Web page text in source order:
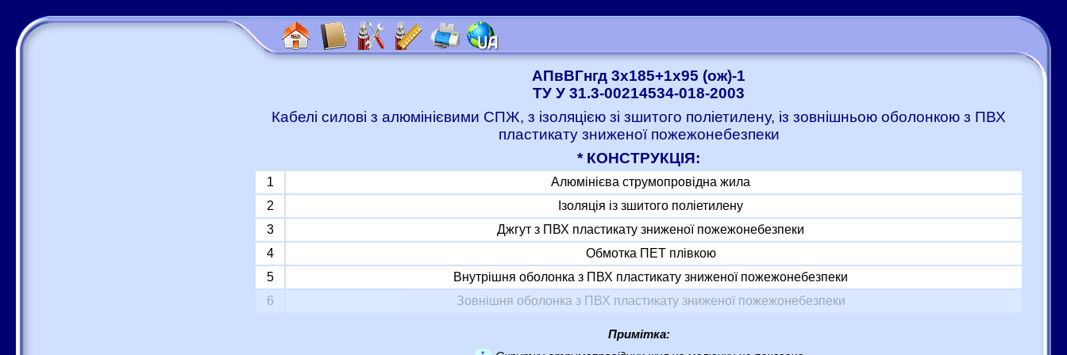
АПвВГнгд 3x185+1x95 (ож)-1
ТУ У 31.3-00214534-018-2003
Кабелі силові з алюмінієвими СПЖ, з ізоляцією зі зшитого поліетилену, із зовнішньою оболонкою з ПВХ
пластикату зниженої пожежонебезпеки
* КОНСТРУКЦІЯ:
1
Алюмінієва струмопровідна жила
2
Ізоляція із зшитого поліетилену
3
Джгут з ПВХ пластикату зниженої пожежонебезпеки
4
Обмотка ПЕТ плівкою
5
Внутрішня оболонка з ПВХ пластикату зниженої пожежонебезпеки
6
Зовнішня оболонка з ПВХ пластикату зниженої пожежонебезпеки
Примітка: